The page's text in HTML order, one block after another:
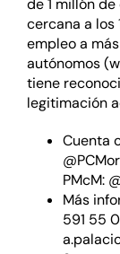
de 1 millón
cercana a
empleo a
autónomos (
tiene
legitimación
Cuenta
PMcM:
Más
591 55